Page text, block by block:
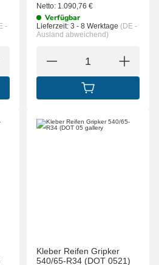
-
Netto: 1.090,76 €
Verfügbar
Lieferzeit: 3 - 8 Werktage (DE -
Ausland abweichend)
IN DEN
Kleber Reifen Gripker
540/65-R34 (DOT 0521)